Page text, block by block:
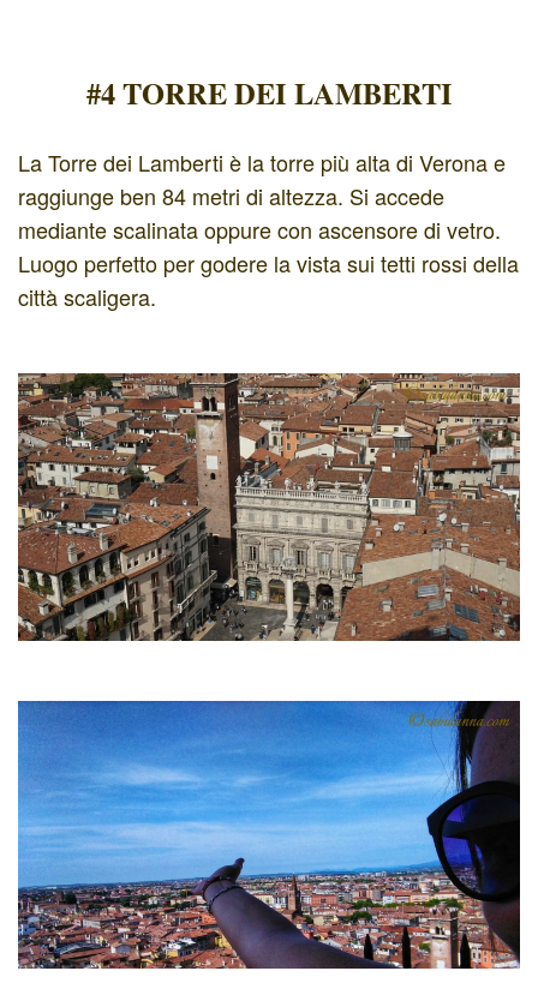
#4 TORRE DEI LAMBERTI
La Torre dei Lamberti è la torre più alta di Verona e
raggiunge ben 84 metri di altezza. Si accede
mediante scalinata oppure con ascensore di vetro.
Luogo perfetto per godere la vista sui tetti rossi della
città scaligera.